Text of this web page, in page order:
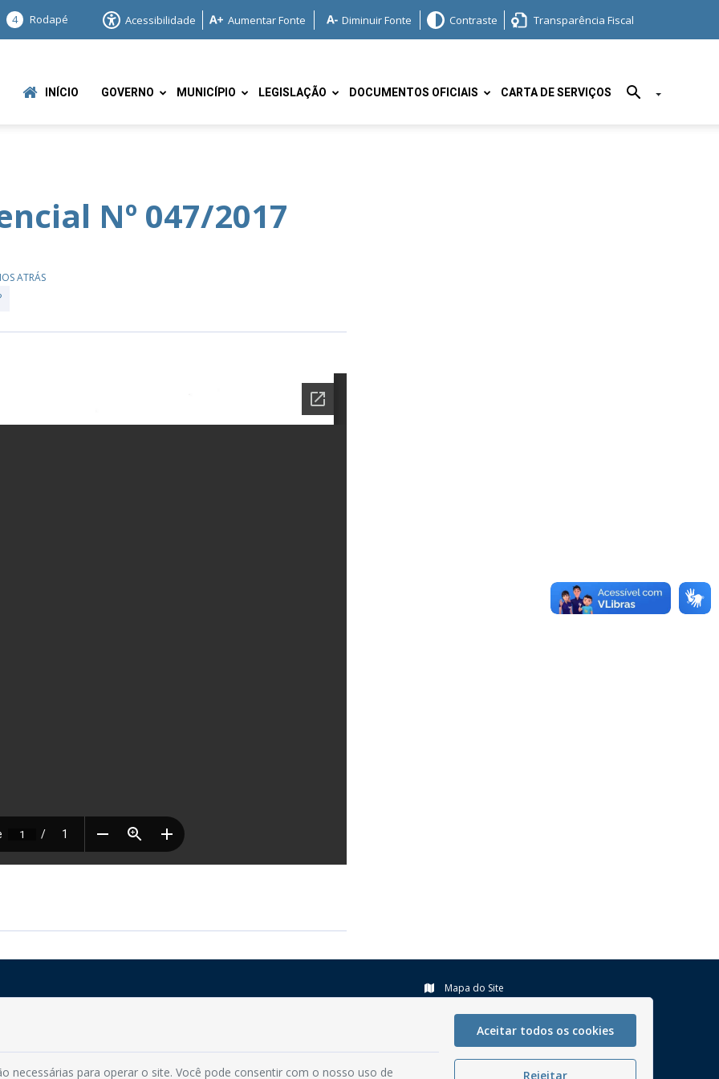
4 Rodapé Acessibilidade Aumentar Fonte Diminuir Fonte Contraste Transparência Fiscal
INÍCIO GOVERNO MUNICÍPIO LEGISLAÇÃO DOCUMENTOS OFICIAIS CARTA DE SERVIÇOS
Nº 047/2017
ATRÁS
Mapa do Site
Perguntas frequentes
Manual de Navegação
Glossário
necessárias para operar o site. Você pode consentir com o nosso uso de
Aceitar todos os cookies
Rejeitar